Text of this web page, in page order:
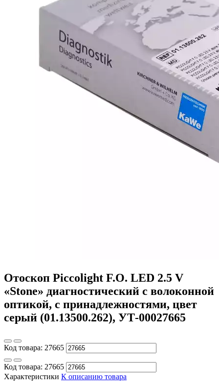
Отоскоп Piccolight F.O. LED 2.5 V
«Stone» диагностический с волоконной
оптикой, с принадлежностями, цвет
серый (01.13500.262), УТ-00027665
Код товара: 27665
Код товара: 27665
Характеристики К описанию товара